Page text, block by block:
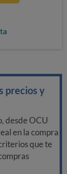
precios y
desde OCU
en la compra
que te